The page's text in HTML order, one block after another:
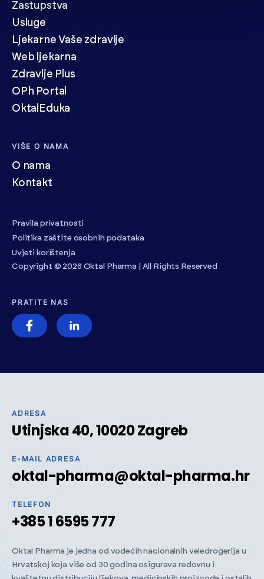
ADRESA
Utinjska 40, 10020 Zagreb
E-MAIL ADRESA
oktal-pharma@oktal-pharma.hr
TELEFON
+385 1 6595 777
Oktal Pharma je jedna od vodećih nacionalnih veledrogerija u
Hrvatskoj koja više od 30 godina osigurava redovnu i
Zastupstva
Usluge
Ljekarne Vaše zdravlje
Web ljekarna
Zdravlje Plus
OPh Portal
OktalEduka
VIŠE O NAMA
O nama
Kontakt
Pravila privatnosti
Politika zaštite osobnih podataka
Uvjeti korištenja
Copyright © 2026 Oktal Pharma | All Rights Reserved
PRATITE NAS